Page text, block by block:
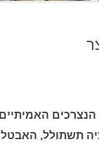
האמיתיים
תשתולל,